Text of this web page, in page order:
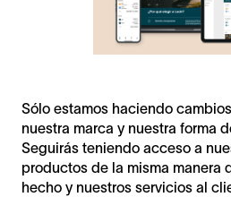
Sólo estamos haciendo
nuestra marca y nuestra forma
Seguirás teniendo acceso a
productos de la misma manera
hecho y nuestros servicios al